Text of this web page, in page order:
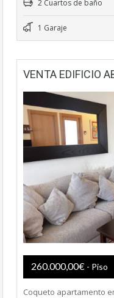
2 Cuartos de baño
1 Garaje
VENTA EDIFICIO
260.000,00€ - Piso
Coqueto apartamento